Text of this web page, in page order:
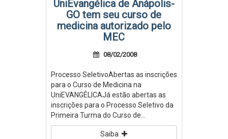
UniEvangélica de Anápolis-
GO tem seu curso de
medicina autorizado pelo
MEC
08/02/2008
Processo SeletivoAbertas as inscrições
para o Curso de Medicina na
UniEVANGÉLICAJá estão abertas as
inscrições para o Processo Seletivo da
Primeira Turma do Curso de...
Saiba